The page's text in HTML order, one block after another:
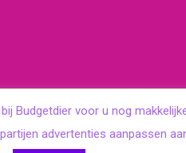
Budgetdier voor u nog
advertenties aanpassen